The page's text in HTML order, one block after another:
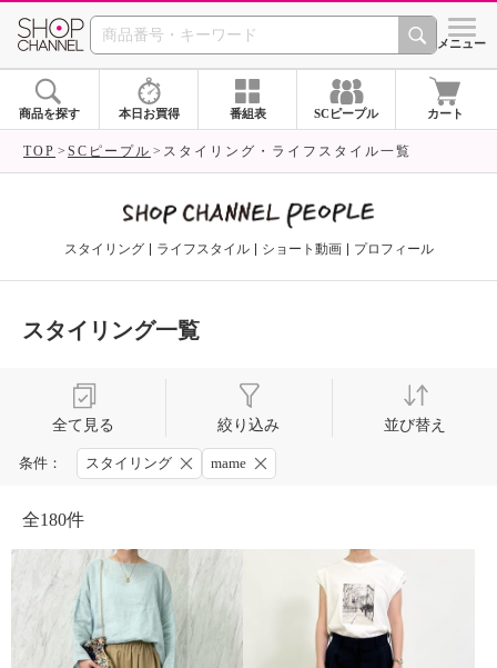
SHOP CHANNEL シメニュー
商品を探す 本日お買得 番組表 SCピープル カート
TOP SCピープル スタイリング・ライフスタイル一覧
スタイリング ライフスタイル ショート動画 プロフィール
スタイリング一覧
全て見る 絞り込み 並び替え
条件： スタイリング mame
全180件